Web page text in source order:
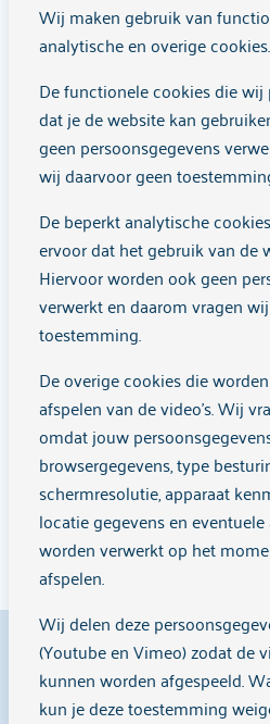
Jongvolwassenen 18 - 25
Meer informatie
Di 29 september 16:00- 17:30
KOPP/KOV
Trainingen/cursussen
Jongvolwassenen 18 - 25
Meer informatie
Laad
9,1
Wij maken gebruik van
analytische en overige cookies.
De functionele cookies die
dat je de website kan
geen persoonsgegevens
wij daarvoor geen
De beperkt analytische
ervoor dat het gebruik van de
Hiervoor worden ook geen
verwerkt en daarom vragen
toestemming.
De overige cookies die
afspelen van de video's. Wij
omdat jouw
browsergegevens, type
schermresolutie, apparaat
locatie gegevens en
worden verwerkt op het
afspelen.
Wij delen deze
(Youtube en Vimeo) zodat de
kunnen worden afgespeeld.
kun je deze toestemming